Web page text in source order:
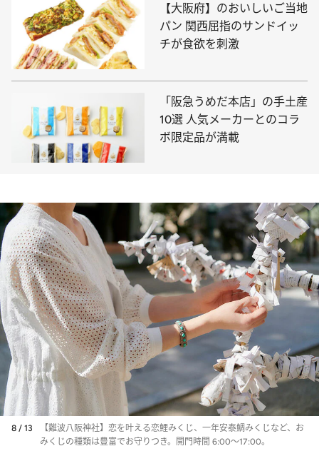
【大阪府】のおいしいご当地
パン 関西屈指のサンドイッ
チが食欲を刺激
「阪急うめだ本店」の手土産
10選 人気メーカーとのコラ
ボ限定品が満載
8 / 13
【難波八阪神社】恋を叶える恋鯉みくじ、一年安泰鯛みくじなど、お
みくじの種類は豊富でお守りつき。開門時間 6:00〜17:00。